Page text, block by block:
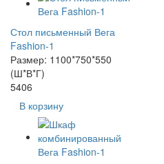
Стол письменный Вега
Fashion-1
Размер: 1100*750*550
(Ш*В*Г)
5406
В корзину